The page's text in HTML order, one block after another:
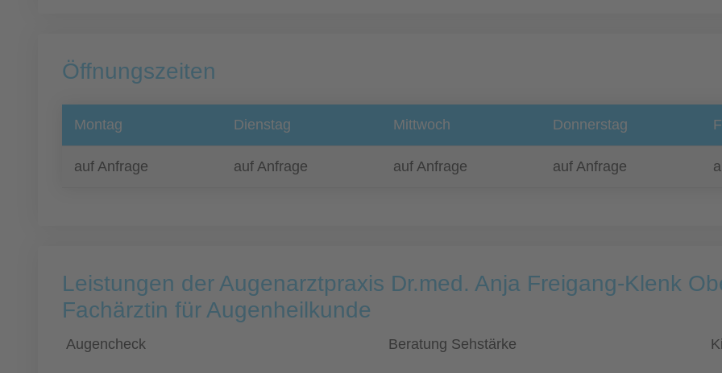
Öffnungszeiten
Montag Dienstag Mittwoch Donnerstag
auf Anfrage auf Anfrage auf Anfrage auf Anfrage
Leistungen der Augenarztpraxis Dr.med. Anja Freigang-Klenk
Fachärztin für Augenheilkunde
Augencheck Beratung Sehstärke